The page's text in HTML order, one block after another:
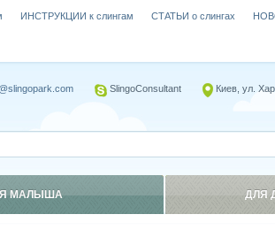
ИНСТРУКЦИИ к слингам СТАТЬИ о слингах
SlingoConsultant Киев, ул.
МАЛЫША ДЛЯ